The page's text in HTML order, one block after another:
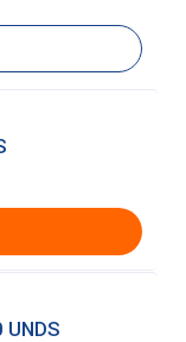
UNDS